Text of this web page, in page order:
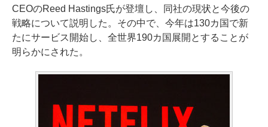
CEOのReed Hastings氏が登壇し、同社の現状と今後の
戦略について説明した。その中で、今年は130カ国で新
たにサービス開始し、全世界190カ国展開とすることが
明らかにされた。